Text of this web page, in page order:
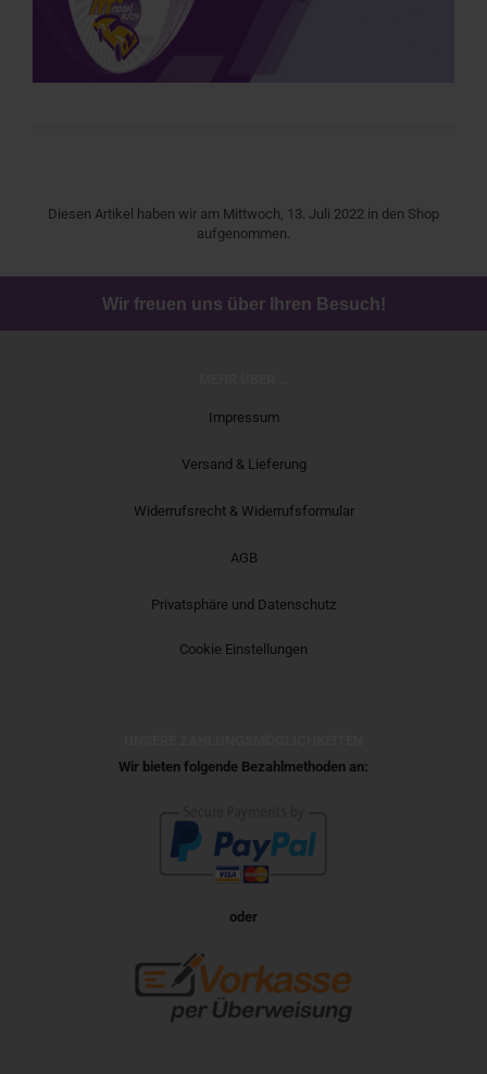
Diesen Artikel haben wir am Mittwoch, 13. Juli 2022 in den Shop
aufgenommen.
Wir freuen uns über Ihren Besuch!
Impressum
Versand & Lieferung
Widerrufsrecht & Widerrufsformular
AGB
Privatsphäre und Datenschutz
Cookie Einstellungen
Wir bieten folgende Bezahlmethoden an:
oder